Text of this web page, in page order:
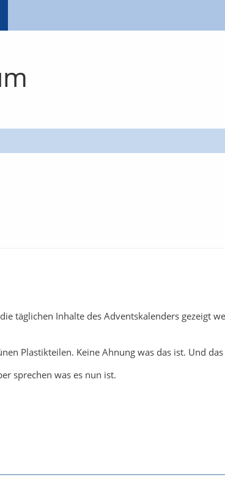
täglichen Inhalte des Adventskalenders gezeigt
Plastikteilen. Keine Ahnung was das ist. Und
sprechen was es nun ist.